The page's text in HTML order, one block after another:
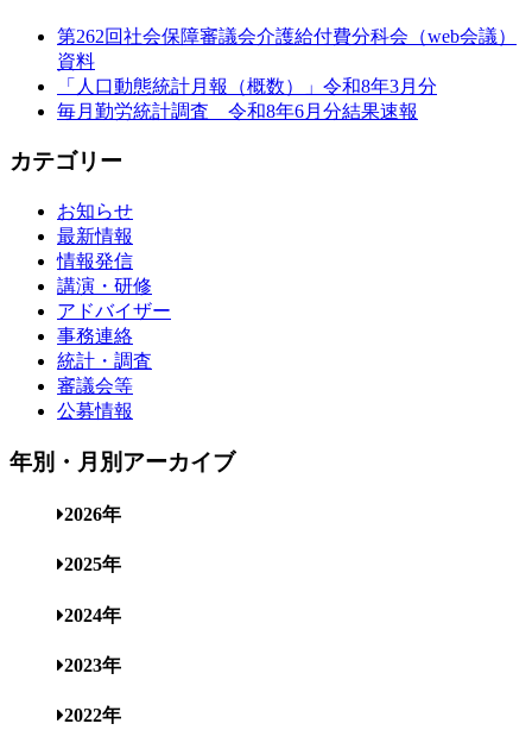
第262回社会保障審議会介護給付費分科会（web会議）
資料
「人口動態統計月報（概数）」令和8年3月分
毎月勤労統計調査 令和8年6月分結果速報
カテゴリー
お知らせ
最新情報
情報発信
講演・研修
アドバイザー
事務連絡
統計・調査
審議会等
公募情報
年別・月別アーカイブ
2026年
2025年
2024年
2023年
2022年